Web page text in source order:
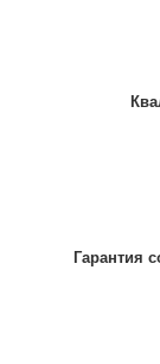
Гарантия